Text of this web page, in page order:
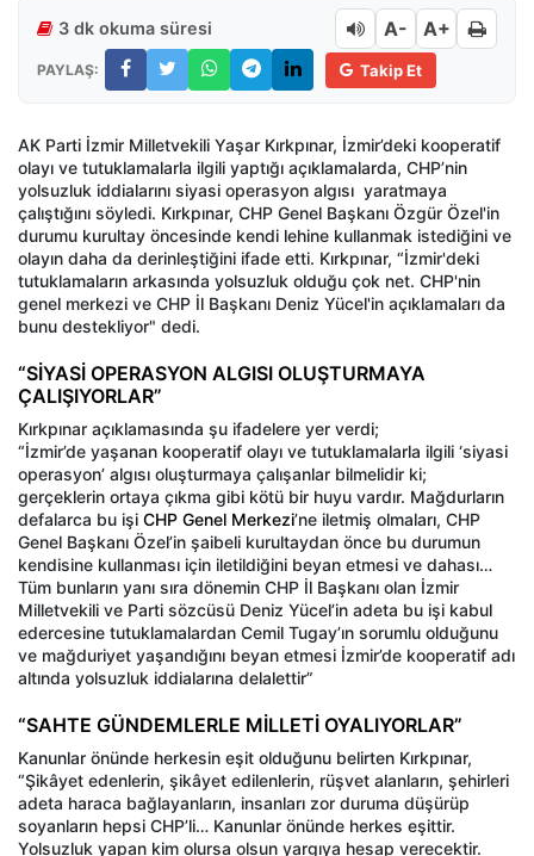
3 dk okuma süresi A- A+
PAYLAŞ: Takip Et
AK Parti İzmir Milletvekili Yaşar Kırkpınar, İzmir’deki kooperatif
olayı ve tutuklamalarla ilgili yaptığı açıklamalarda, CHP’nin
yolsuzluk iddialarını siyasi operasyon algısı yaratmaya
çalıştığını söyledi. Kırkpınar, CHP Genel Başkanı Özgür Özel'in
durumu kurultay öncesinde kendi lehine kullanmak istediğini ve
olayın daha da derinleştiğini ifade etti. Kırkpınar, “İzmir'deki
tutuklamaların arkasında yolsuzluk olduğu çok net. CHP'nin
genel merkezi ve CHP İl Başkanı Deniz Yücel'in açıklamaları da
bunu destekliyor" dedi.
“SİYASİ OPERASYON ALGISI OLUŞTURMAYA
ÇALIŞIYORLAR”
Kırkpınar açıklamasında şu ifadelere yer verdi;
“İzmir’de yaşanan kooperatif olayı ve tutuklamalarla ilgili ‘siyasi
operasyon’ algısı oluşturmaya çalışanlar bilmelidir ki;
gerçeklerin ortaya çıkma gibi kötü bir huyu vardır. Mağdurların
defalarca bu işi CHP Genel Merkezi’ne iletmiş olmaları, CHP
Genel Başkanı Özel’in şaibeli kurultaydan önce bu durumun
kendisine kullanması için iletildiğini beyan etmesi ve dahası…
Tüm bunların yanı sıra dönemin CHP İl Başkanı olan İzmir
Milletvekili ve Parti sözcüsü Deniz Yücel’in adeta bu işi kabul
edercesine tutuklamalardan Cemil Tugay’ın sorumlu olduğunu
ve mağduriyet yaşandığını beyan etmesi İzmir’de kooperatif adı
altında yolsuzluk iddialarına delalettir”
“SAHTE GÜNDEMLERLE MİLLETİ OYALIYORLAR”
Kanunlar önünde herkesin eşit olduğunu belirten Kırkpınar,
“Şikâyet edenlerin, şikâyet edilenlerin, rüşvet alanların, şehirleri
adeta haraca bağlayanların, insanları zor duruma düşürüp
soyanların hepsi CHP’li… Kanunlar önünde herkes eşittir.
Yolsuzluk yapan kim olursa olsun yargıya hesap verecektir.